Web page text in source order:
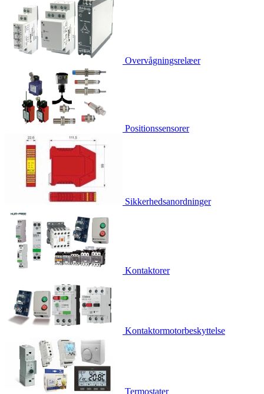
Overvågningsrelæer
Positionssensorer
Sikkerhedsanordninger
Kontaktorer
Kontaktormotorbeskyttelse
Termostater